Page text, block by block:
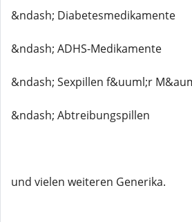
&ndash; Diabetesmedikamente
&ndash; ADHS-Medikamente
&ndash; Sexpillen f&uuml;r
&ndash; Abtreibungspillen
und vielen weiteren Generika.